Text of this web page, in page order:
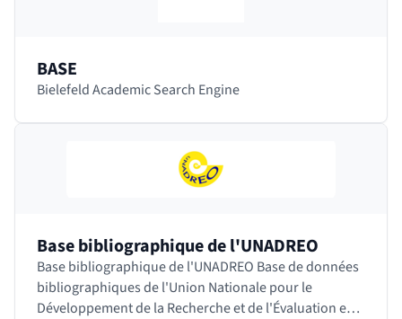
BASE
Bielefeld Academic Search Engine
Base bibliographique de l'UNADREO
Base bibliographique de l'UNADREO Base de données
bibliographiques de l'Union Nationale pour le
Développement de la Recherche et de l'Évaluation en